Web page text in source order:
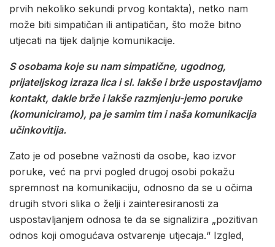
prvih nekoliko sekundi prvog kontakta), netko nam
može biti simpatičan ili antipatičan, što može bitno
utjecati na tijek daljnje komunikacije.
S osobama koje su nam simpatične, ugodnog,
prijateljskog izraza lica i sl. lakše i brže uspostavljamo
kontakt, dakle brže i lakše razmjenju-jemo poruke
(komuniciramo), pa je samim tim i naša komunikacija
učinkovitija.
Zato je od posebne važnosti da osobe, kao izvor
poruke, već na prvi pogled drugoj osobi pokažu
spremnost na komunikaciju, odnosno da se u očima
drugih stvori slika o želji i zainteresiranosti za
uspostavljanjem odnosa te da se signalizira „pozitivan
odnos koji omogućava ostvarenje utjecaja.“ Izgled,